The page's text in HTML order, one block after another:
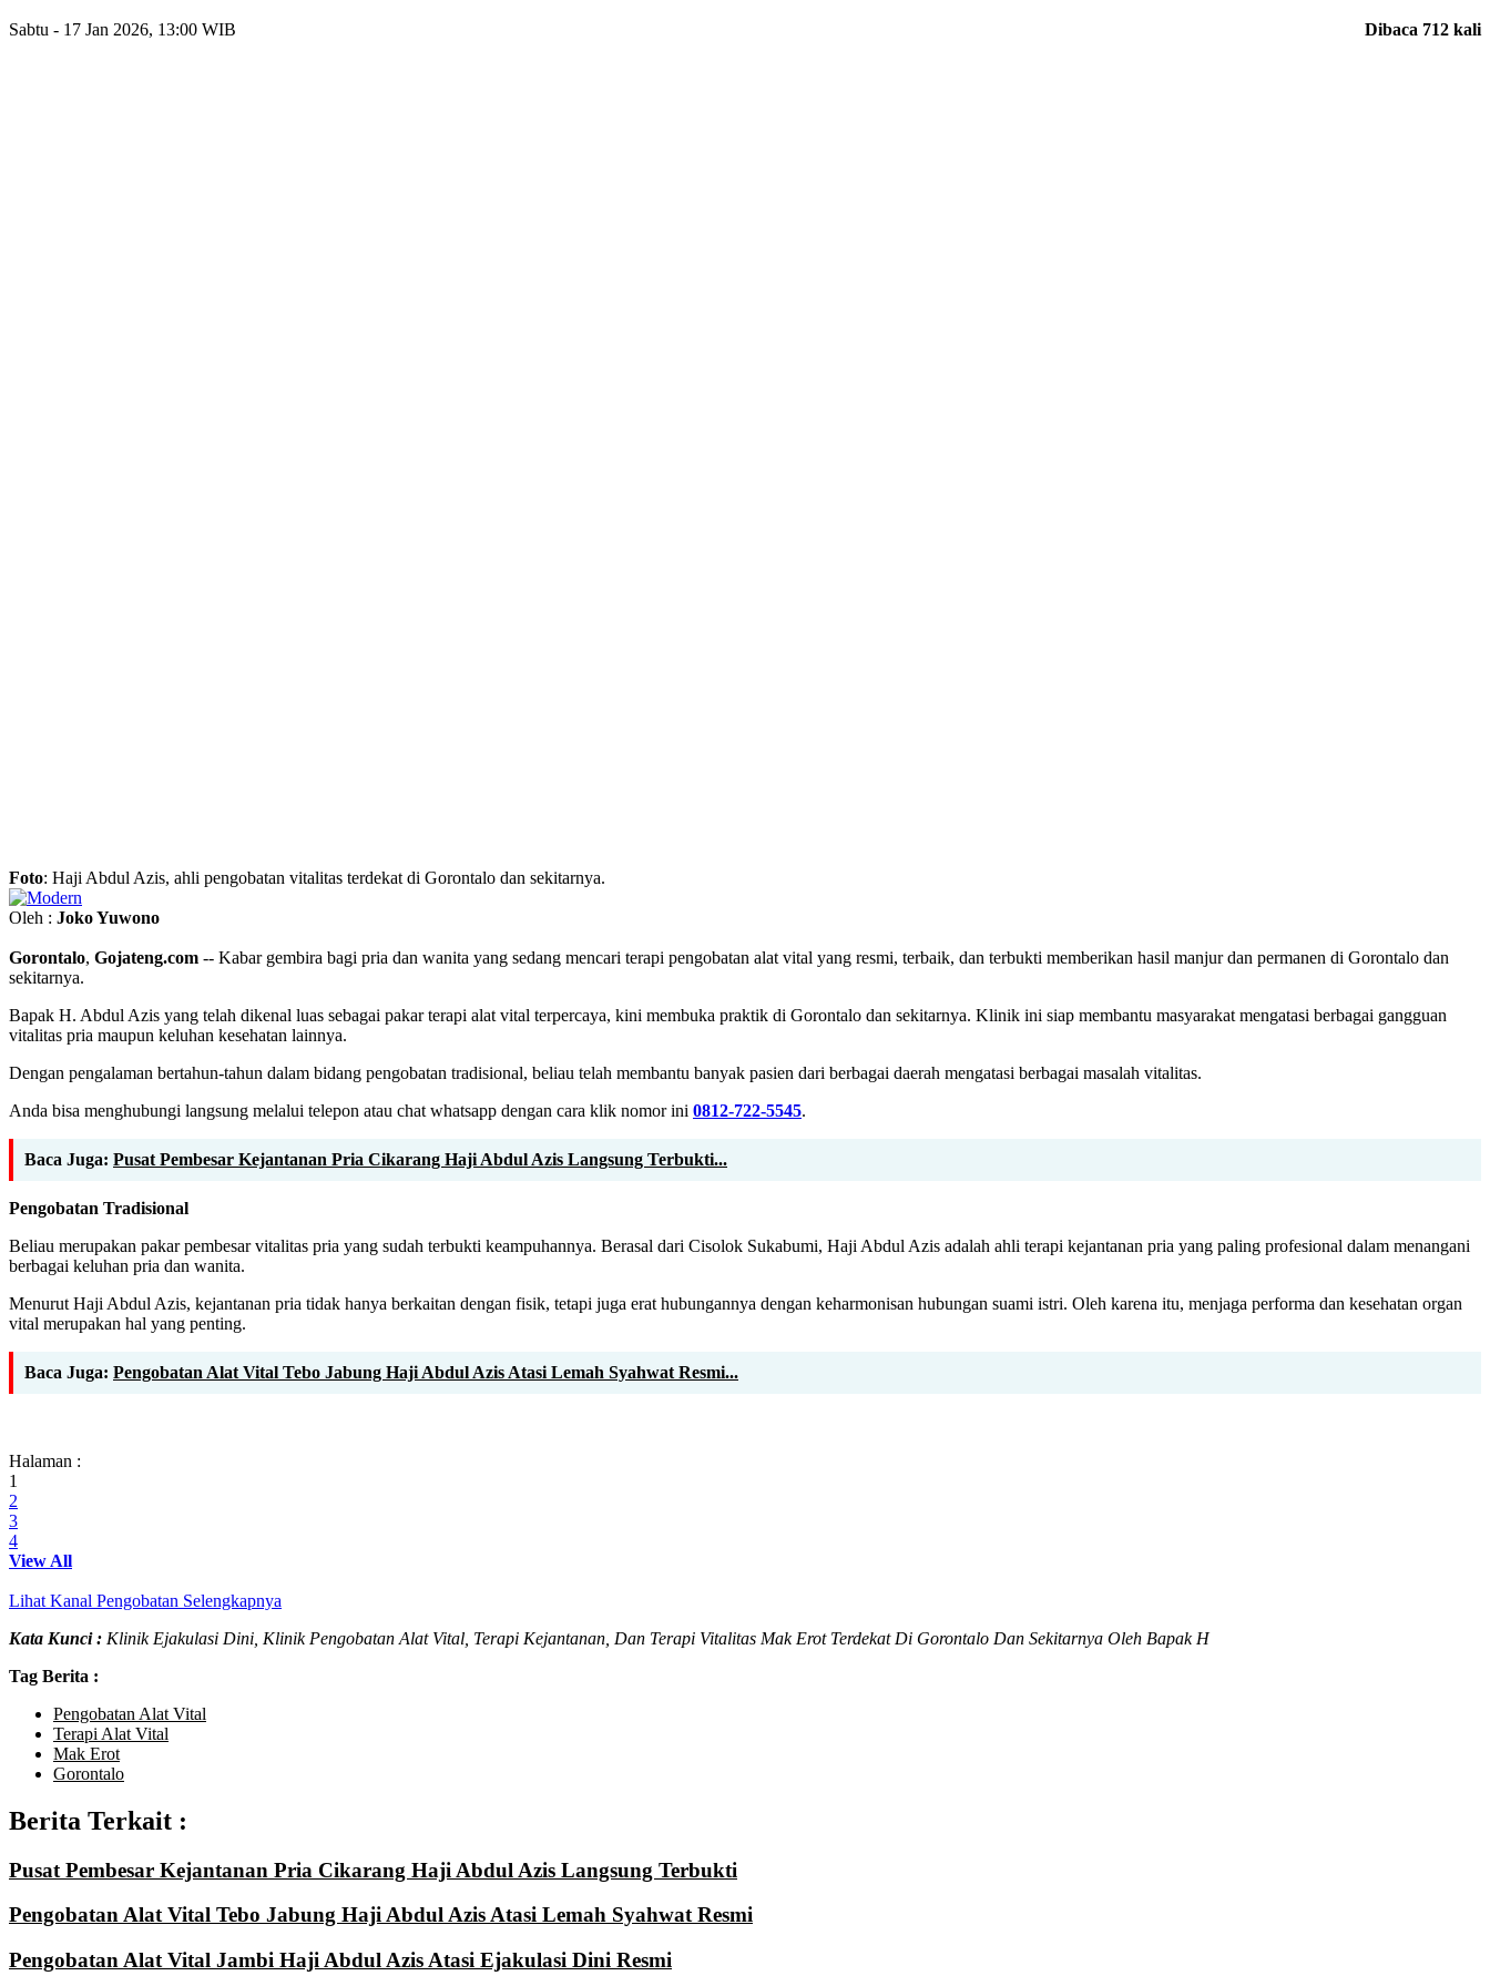
Sabtu - 17 Jan 2026, 13:00 WIB Dibaca 712 kali
Foto: Haji Abdul Azis, ahli pengobatan vitalitas terdekat di Gorontalo dan sekitarnya.
Oleh : Joko Yuwono
Gorontalo, Gojateng.com -- Kabar gembira bagi pria dan wanita yang sedang mencari terapi pengobatan alat vital yang resmi, terbaik, dan terbukti memberikan hasil manjur dan permanen di Gorontalo dan
sekitarnya.
Bapak H. Abdul Azis yang telah dikenal luas sebagai pakar terapi alat vital terpercaya, kini membuka praktik di Gorontalo dan sekitarnya. Klinik ini siap membantu masyarakat mengatasi berbagai gangguan
vitalitas pria maupun keluhan kesehatan lainnya.
Dengan pengalaman bertahun-tahun dalam bidang pengobatan tradisional, beliau telah membantu banyak pasien dari berbagai daerah mengatasi berbagai masalah vitalitas.
Anda bisa menghubungi langsung melalui telepon atau chat whatsapp dengan cara klik nomor ini 0812-722-5545.
Baca Juga: Pusat Pembesar Kejantanan Pria Cikarang Haji Abdul Azis Langsung Terbukti...
Pengobatan Tradisional
Beliau merupakan pakar pembesar vitalitas pria yang sudah terbukti keampuhannya. Berasal dari Cisolok Sukabumi, Haji Abdul Azis adalah ahli terapi kejantanan pria yang paling profesional dalam menangani
berbagai keluhan pria dan wanita.
Menurut Haji Abdul Azis, kejantanan pria tidak hanya berkaitan dengan fisik, tetapi juga erat hubungannya dengan keharmonisan hubungan suami istri. Oleh karena itu, menjaga performa dan kesehatan organ
vital merupakan hal yang penting.
Baca Juga: Pengobatan Alat Vital Tebo Jabung Haji Abdul Azis Atasi Lemah Syahwat Resmi...
Halaman :
1
2
3
4
View All
Lihat Kanal Pengobatan Selengkapnya
Kata Kunci : Klinik Ejakulasi Dini, Klinik Pengobatan Alat Vital, Terapi Kejantanan, Dan Terapi Vitalitas Mak Erot Terdekat Di Gorontalo Dan Sekitarnya Oleh Bapak H
Tag Berita :
Pengobatan Alat Vital
Terapi Alat Vital
Mak Erot
Gorontalo
Berita Terkait :
Pusat Pembesar Kejantanan Pria Cikarang Haji Abdul Azis Langsung Terbukti
Pengobatan Alat Vital Tebo Jabung Haji Abdul Azis Atasi Lemah Syahwat Resmi
Pengobatan Alat Vital Jambi Haji Abdul Azis Atasi Ejakulasi Dini Resmi